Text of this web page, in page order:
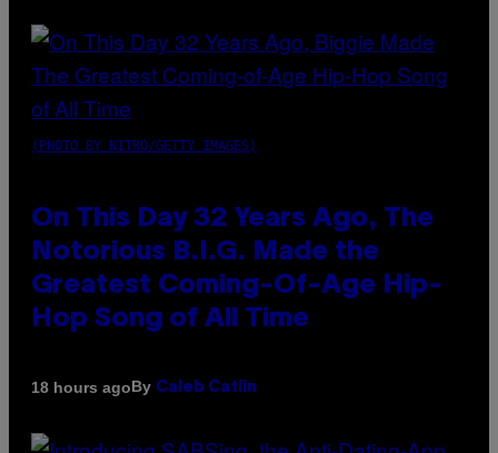
(PHOTO BY NITRO/GETTY IMAGES)
On This Day 32 Years Ago, The
Notorious B.I.G. Made the
Greatest Coming-Of-Age Hip-
Hop Song of All Time
18 hours agoBy Caleb Catlin